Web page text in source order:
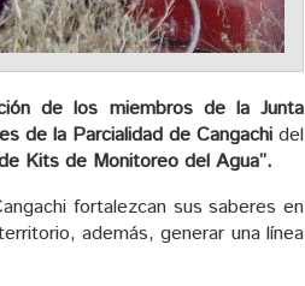
de los miembros de la Junta
de la Parcialidad de Cangachi del
Kits de Monitoreo del Agua”.
fortalezcan sus saberes en
además, generar una línea